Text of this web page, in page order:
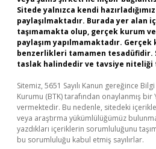
Sitede yalnızca kendi
paylaşılmaktadır. Burada yer alan
taşımamakta olup, gerçek kurum
paylaşım yapılmamaktadır.
benzerlikleri tamamen
taslak halindedir ve tavsiye niteliği
Sitemiz, 5651 Sayılı Kanun gereğince
Kurumu (BTK) tarafından onaylanmış bir
vermektedir. Bu nedenle, sitedeki
veya araştırma yükümlülüğümüz
yazdıkları içeriklerin sorumluluğunu
bu sorumluluğu kabul etmiş sayılırlar.